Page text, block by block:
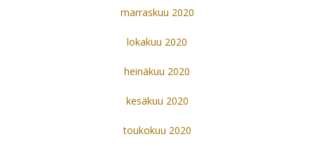
marraskuu 2020
lokakuu 2020
heinäkuu 2020
kesäkuu 2020
toukokuu 2020